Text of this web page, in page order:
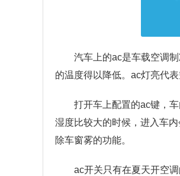
汽车上的ac是车载空调
的温度得以降低。ac灯亮代
打开车上配置的ac键，
湿度比较大的时候，进入车
除车窗雾的功能。
ac开关只有在夏天开空